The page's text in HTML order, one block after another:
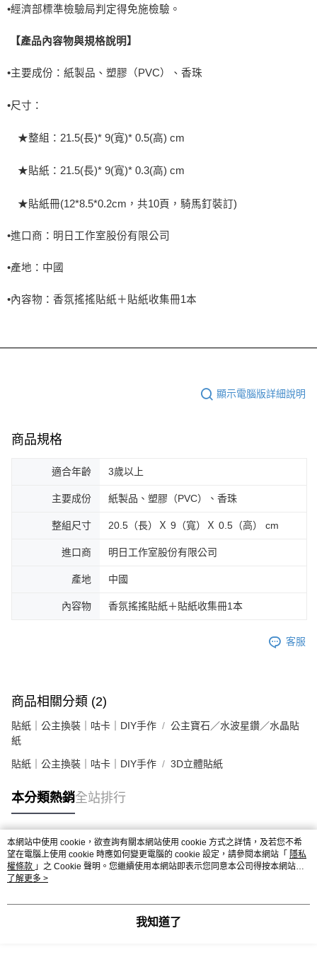
•經濟部標準檢驗局判定得免施檢驗。
【產品內容物與規格說明】
•主要成份：紙製品、塑膠（PVC）、香珠
•尺寸：
★整組： 21.5(長)* 9(寬)* 0.5(高) cm
★貼紙： 21.5(長)* 9(寬)* 0.3(高) cm
★貼紙冊(12*8.5*0.2cm ，共10頁，騎馬釘裝訂)
•進口商：明日工作室股份有限公司
•產地：中國
•內容物： 香氛搖搖貼紙＋貼紙收集冊1本
顯示電腦版詳細說明
商品規格
適合年齡 3歲以上
主要成份 紙製品、塑膠（PVC）、香珠
整組尺寸 20.5（長）Ｘ 9（寬）Ｘ 0.5（高） cm
進口商 明日工作室股份有限公司
產地 中國
內容物 香氛搖搖貼紙＋貼紙收集冊1本
客服
商品相關分類 (2)
貼紙｜公主換裝｜咕卡｜DIY手作
公主寶石／水波星鑽／水晶貼
紙
貼紙｜公主換裝｜咕卡｜DIY手作 3D立體貼紙
本分類熱銷全站排行
熱門標籤
本網站中使用 cookie，欲查詢有關本網站使用 cookie 方式之詳情，及若您不希
望在電腦上使用 cookie 時應如何變更電腦的 cookie 設定，請參閱本網站「 隱私
權條款 」之 Cookie 聲明。您繼續使用本網站即表示您同意本公司得按本網站使
用條款之 Cookie 聲明使用 cookie。
了解更多 >
我知道了